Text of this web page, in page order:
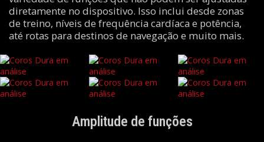
diretamente no dispositivo. Isso inclui desde zonas
de treino, níveis de frequência cardíaca e potência,
até rotas para destinos de navegação e muito mais.
Amplitude de funções